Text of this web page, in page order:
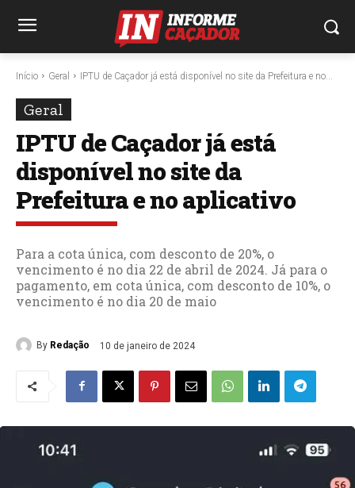
Início Geral IPTU de Caçador já está disponível no site da Prefeitura e no...
Geral
IPTU de Caçador já está
disponível no site da
Prefeitura e no aplicativo
Para a cota única, com desconto de 20%, o
vencimento é no dia 22 de abril de 2024. Já para o
pagamento, em cota única, com desconto de 10%, o
vencimento é no dia 20 de maio
By Redação 10 de janeiro de 2024